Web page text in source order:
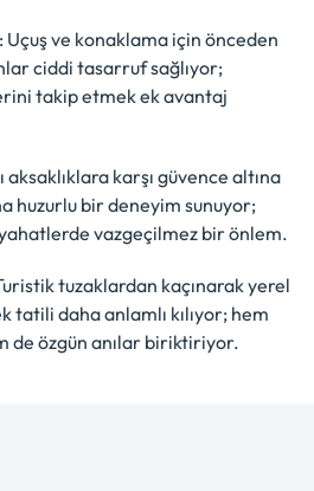
Uçuş ve konaklama için önceden
ciddi tasarruf sağlıyor;
takip etmek ek avantaj
aksaklıklara karşı güvence altına
huzurlu bir deneyim sunuyor;
vazgeçilmez bir önlem.
tuzaklardan kaçınarak yerel
tatili daha anlamlı kılıyor; hem
de özgün anılar biriktiriyor.